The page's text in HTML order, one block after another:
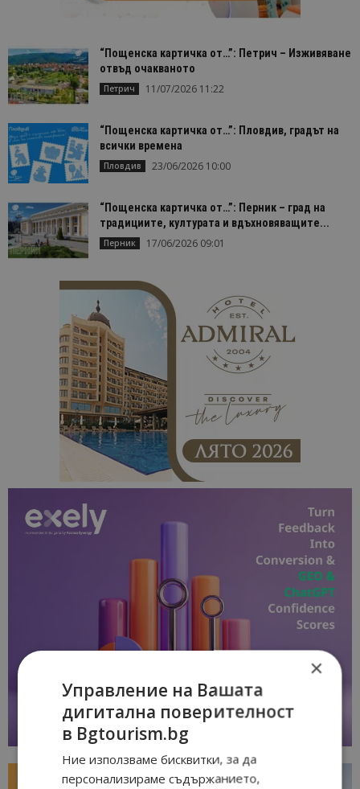
“Пощенска картичка от…”: Петрич – Изживяване
отвъд очакваното
Петрич 11/07/2026 11:22
“Пощенска картичка от…”: Пловдив, градът на
всички времена
Пловдив 23/06/2026 10:00
“Пощенска картичка от…”: Перник – град на
традициите, културата и вдъхновяващите...
Перник 17/06/2026 09:01
×
Управление на Вашата
дигитална поверителност
в Bgtourism.bg
Ние използваме бисквитки, за да
персонализираме съдържанието,